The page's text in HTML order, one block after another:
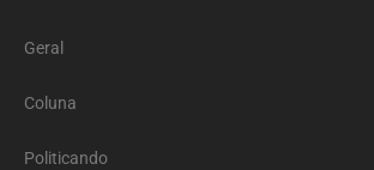
Geral
Coluna
Politicando